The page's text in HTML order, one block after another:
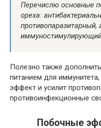
Перечислю основные
ореха:
противопаразитарный,
Полезно также
питанием для
эффект и усилит
противоинфекционные
Побочные